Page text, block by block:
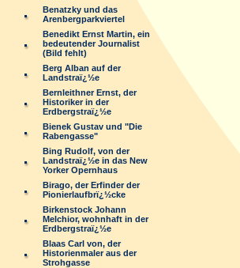
Benatzky und das
Arenbergparkviertel
Benedikt Ernst Martin, ein
bedeutender Journalist
(Bild fehlt)
Berg Alban auf der
Landstraï¿½e
Bernleithner Ernst, der
Historiker in der
Erdbergstraï¿½e
Bienek Gustav und "Die
Rabengasse"
Bing Rudolf, von der
Landstraï¿½e in das New
Yorker Opernhaus
Birago, der Erfinder der
Pionierlaufbrï¿½cke
Birkenstock Johann
Melchior, wohnhaft in der
Erdbergstraï¿½e
Blaas Carl von, der
Historienmaler aus der
Strohgasse